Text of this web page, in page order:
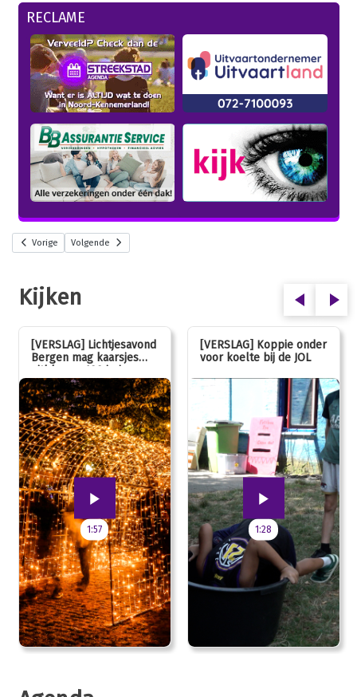
RECLAME
Vorige Volgende
Kijken
[VERSLAG] Lichtjesavond
Bergen mag kaarsjes
uitblazen: 100 jarig
jubileum!
1:57
[VERSLAG] Koppie onder
voor koelte bij de JOL
1:28